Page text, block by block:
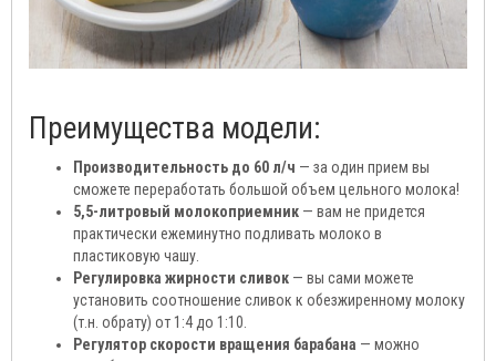
Преимущества модели:
Производительность до 60 л/ч — за один прием вы
сможете переработать большой объем цельного молока!
5,5-литровый молокоприемник — вам не придется
практически ежеминутно подливать молоко в
пластиковую чашу.
Регулировка жирности сливок — вы сами можете
установить соотношение сливок к обезжиренному молоку
(т.н. обрату) от 1:4 до 1:10.
Регулятор скорости вращения барабана — можно